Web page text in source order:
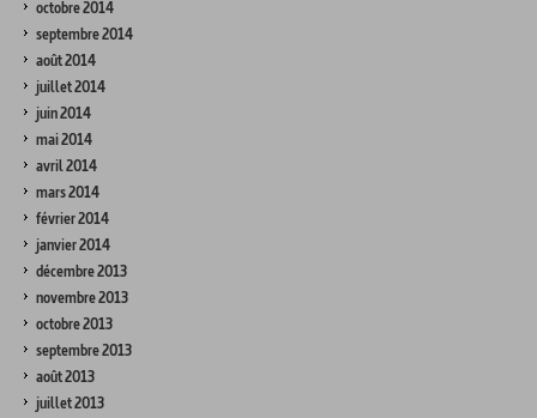
octobre 2014
septembre 2014
août 2014
juillet 2014
juin 2014
mai 2014
avril 2014
mars 2014
février 2014
janvier 2014
décembre 2013
novembre 2013
octobre 2013
septembre 2013
août 2013
juillet 2013